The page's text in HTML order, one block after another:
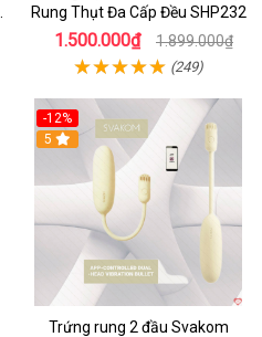
Rung Thụt Đa Cấp Đều SHP232
1.500.000₫ 1.899.000₫
(249)
-12%
5
Trứng rung 2 đầu Svakom